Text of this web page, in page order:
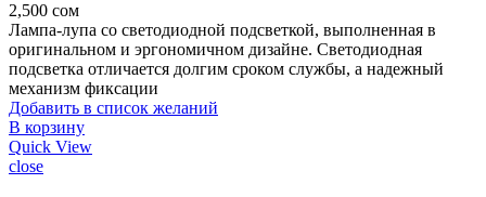
2,500 сом
Лампа-лупа со светодиодной подсветкой, выполненная в
оригинальном и эргономичном дизайне. Светодиодная
подсветка отличается долгим сроком службы, а надежный
механизм фиксации
Добавить в список желаний
В корзину
Quick View
close